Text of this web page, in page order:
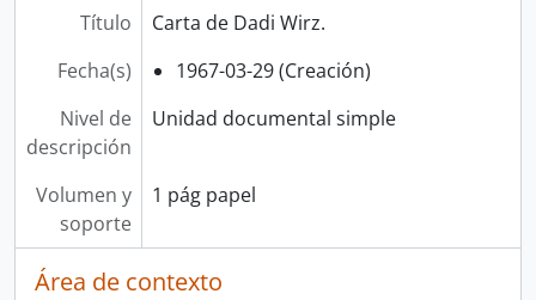
Título
Carta de Dadi Wirz.
Fecha(s)
1967-03-29 (Creación)
Nivel de
descripción
Unidad documental simple
Volumen y
soporte
1 pág papel
Área de contexto